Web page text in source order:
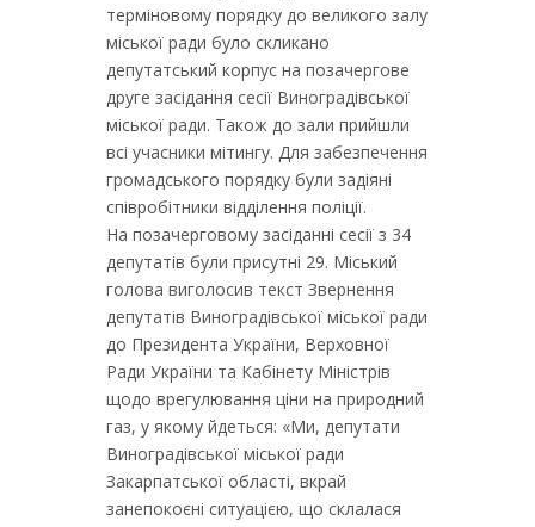
терміновому порядку до великого залу
міської ради було скликано
депутатський корпус на позачергове
друге засідання сесії Виноградівської
міської ради. Також до зали прийшли
всі учасники мітингу. Для забезпечення
громадського порядку були задіяні
співробітники відділення поліції.
На позачерговому засіданні сесії з 34
депутатів були присутні 29. Міський
голова виголосив текст Звернення
депутатів Виноградівської міської ради
до Президента України, Верховної
Ради України та Кабінету Міністрів
щодо врегулювання ціни на природний
газ, у якому йдеться: «Ми, депутати
Виноградівської міської ради
Закарпатської області, вкрай
занепокоєні ситуацією, що склалася